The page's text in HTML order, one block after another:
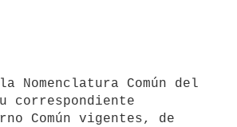
correspondiente
Común vigentes, de